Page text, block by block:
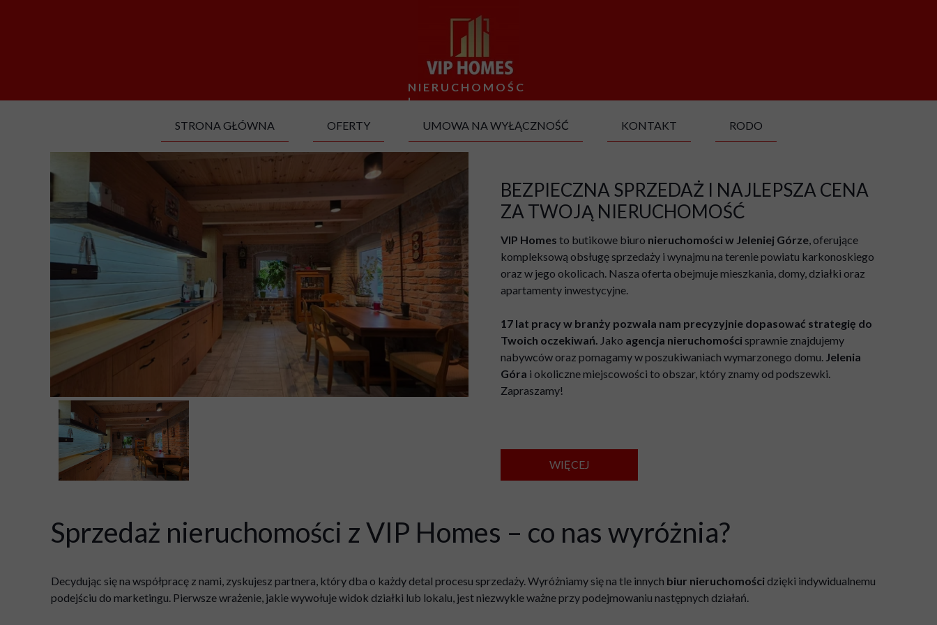
NIERUCHOMOŚC
I
WIĘCEJ
Sprzedaż nieruchomości z VIP Homes – co nas wyróżnia?
Decydując się na współpracę z nami, zyskujesz partnera, który dba o każdy detal procesu sprzedaży. Wyróżniamy się na tle innych biur nieruchomości dzięki indywidualnemu
podejściu do marketingu. Pierwsze wrażenie, jakie wywołuje widok działki lub lokalu, jest niezwykle ważne przy podejmowaniu następnych działań.
BEZPIECZNA SPRZEDAŻ I NAJLEPSZA CENA
ZA TWOJĄ NIERUCHOMOŚĆ
VIP Homes to butikowe biuro nieruchomości w Jeleniej Górze, oferujące
kompleksową obsługę sprzedaży i wynajmu na terenie powiatu karkonoskiego
oraz w jego okolicach. Nasza oferta obejmuje mieszkania, domy, działki oraz
apartamenty inwestycyjne.
17 lat pracy w branży pozwala nam precyzyjnie dopasować strategię do
Twoich oczekiwań. Jako agencja nieruchomości sprawnie znajdujemy
nabywców oraz pomagamy w poszukiwaniach wymarzonego domu. Jelenia
Góra i okoliczne miejscowości to obszar, który znamy od podszewki.
Zapraszamy!
STRONA GŁÓWNA OFERTY
MIESZKANIA NA SPRZEDAŻ
DOMY NA SPRZEDAŻ
DOMY NA WYNAJEM
LOKALE NA SPRZEDAŻ
LOKALE NA WYNAJEM
HALE I OBIEKTY KOMERYCYJNE
UMOWA NA WYŁĄCZNOŚĆ KONTAKT RODO